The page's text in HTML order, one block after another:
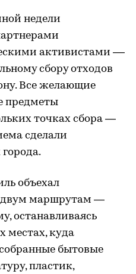
недели
активистами ––
сбору отходов
Все желающие
предметы
точках сбора —
сделали
города.
объехал
двум маршрутам —
останавливаясь
местах, куда
бытовые
пластик,